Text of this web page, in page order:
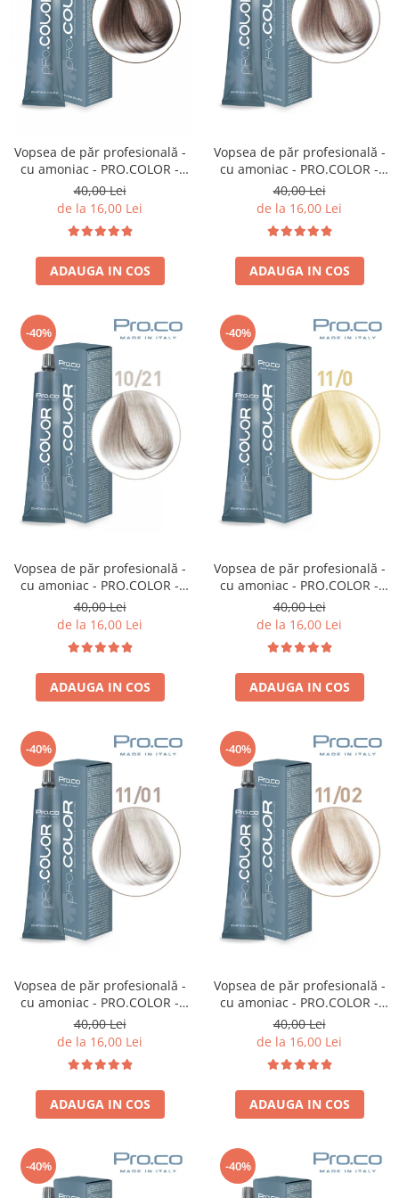
Vopsea de păr profesională -
cu amoniac - PRO.COLOR -
PROCO - 100 ml - 8/21 BLOND
DESCHIS IRISE CENUSIU
40,00 Lei
de la 16,00 Lei
ADAUGA IN COS
Vopsea de păr profesională -
cu amoniac - PRO.COLOR -
PROCO - 100 ml - 9/21 BLOND
SUPER DESCHIS IRISE
CENUSIU
40,00 Lei
de la 16,00 Lei
ADAUGA IN COS
-40%
Vopsea de păr profesională -
cu amoniac - PRO.COLOR -
PROCO - 100 ml - 10/21
BLOND EXTRA DESCHIS IRISE
40,00 Lei
de la 16,00 Lei
ADAUGA IN COS
-40%
Vopsea de păr profesională -
cu amoniac - PRO.COLOR -
PROCO - 100 ml - 11/0 BLOND
SUPER DESCHIS
40,00 Lei
de la 16,00 Lei
ADAUGA IN COS
-40%
Vopsea de păr profesională -
cu amoniac - PRO.COLOR -
PROCO - 100 ml - 11/01
BLOND SUPER DESCHIS
NATURAL CENUSIU
40,00 Lei
de la 16,00 Lei
ADAUGA IN COS
-40%
Vopsea de păr profesională -
cu amoniac - PRO.COLOR -
PROCO - 100 ml - 11/02
BLOND SUPER DESCHIS
PERLAT
40,00 Lei
de la 16,00 Lei
ADAUGA IN COS
-40% -40%